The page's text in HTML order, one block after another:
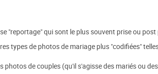
"reportage" qui sont le plus souvent prise ou
types de photos de mariage plus "codifiées"
photos de couples (qu'il s'agisse des mariés ou